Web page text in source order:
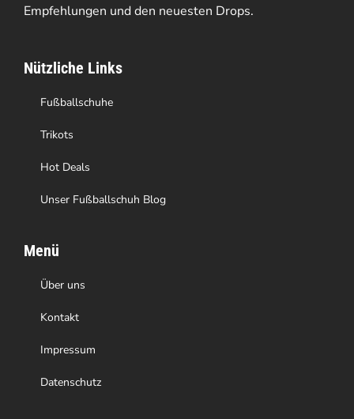
können
der
Produktseite
gewählt
werden
Empfehlungen und den neuesten Drops.
Nützliche Links
Fußballschuhe
Trikots
Hot Deals
Unser Fußballschuh Blog
Menü
Über uns
Kontakt
Impressum
Datenschutz